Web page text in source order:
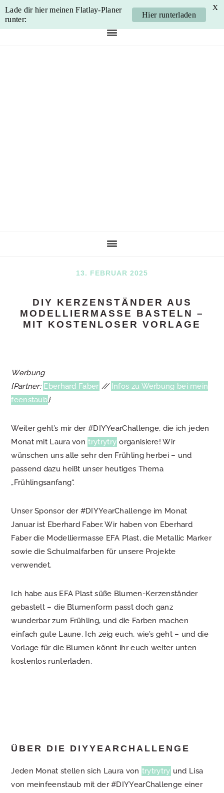
13. FEBRUAR 2025
DIY KERZENSTÄNDER AUS
MODELLIERMASSE BASTELN –
MIT KOSTENLOSER VORLAGE
Werbung
{Partner: Eberhard Faber // Infos zu Werbung bei mein
feenstaub}
Weiter geht’s mir der #DIYYearChallenge, die ich jeden
Monat mit Laura von trytrytry organisiere! Wir
wünschen uns alle sehr den Frühling herbei – und
passend dazu heißt unser heutiges Thema
„Frühlingsanfang“.
Unser Sponsor der #DIYYearChallenge im Monat
Januar ist Eberhard Faber. Wir haben von Eberhard
Faber die Modelliermasse EFA Plast, die Metallic Marker
sowie die Schulmalfarben für unsere Projekte
verwendet.
Ich habe aus EFA Plast süße Blumen-Kerzenständer
gebastelt – die Blumenform passt doch ganz
wunderbar zum Frühling, und die Farben machen
einfach gute Laune. Ich zeig euch, wie’s geht – und die
Vorlage für die Blumen könnt ihr euch weiter unten
kostenlos runterladen.
ÜBER DIE DIYYEARCHALLENGE
Jeden Monat stellen sich Laura von trytrytry und Lisa
von meinfeenstaub mit der #DIYYearChallenge einer
Lade dir hier meinen Flatlay-Planer
runter:
Hier runterladen
X